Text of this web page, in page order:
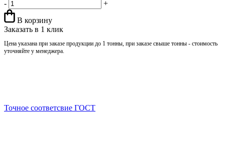
-
+
В корзину
Заказать в 1 клик
Цена указана при заказе продукции до 1 тонны, при заказе свыше тонны - стоимость
уточняйте у менеджера.
Точное соответсвие ГОСТ